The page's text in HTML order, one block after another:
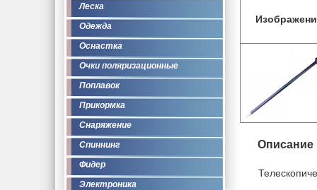
Леска
Одежда
Оснастка
Очки поляризационные
Поплавок
Прикормка
Снаряжение
Спиннинг
Фидер
Электроника
Описание